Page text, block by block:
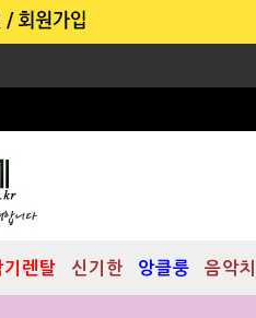
기렌탈 신기한 앙클룽 음악